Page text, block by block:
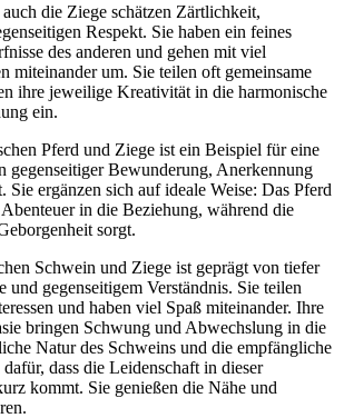
die Ziege schätzen Zärtlichkeit,
Respekt. Sie haben ein feines
des anderen und gehen mit viel
miteinander um. Sie teilen oft gemeinsame
ihre jeweilige Kreativität in die harmonische
ein.
Pferd und Ziege ist ein Beispiel für eine
gegenseitiger Bewunderung, Anerkennung
Sie ergänzen sich auf ideale Weise: Das Pferd
in die Beziehung, während die
sorgt.
Schwein und Ziege ist geprägt von tiefer
und gegenseitigem Verständnis. Sie teilen
und haben viel Spaß miteinander. Ihre
bringen Schwung und Abwechslung in die
Natur des Schweins und die empfängliche
dass die Leidenschaft in dieser
kommt. Sie genießen die Nähe und